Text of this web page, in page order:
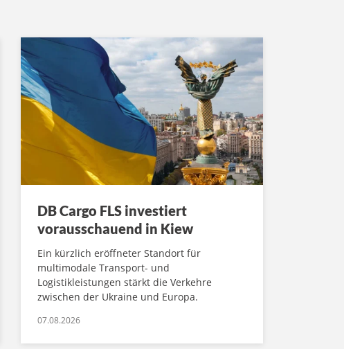
DB Cargo FLS investiert
vorausschauend in Kiew
Ein kürzlich eröffneter Standort für
multimodale Transport- und
Logistikleistungen stärkt die Verkehre
zwischen der Ukraine und Europa.
07.08.2026